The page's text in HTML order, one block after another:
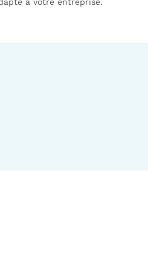
à votre entreprise.